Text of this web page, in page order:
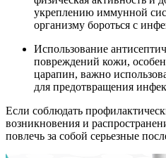
укреплению иммунной
организму бороться с
Использование
повреждений кожи,
царапин, важно
для предотвращения
Если соблюдать
возникновения и
повлечь за собой серьезные